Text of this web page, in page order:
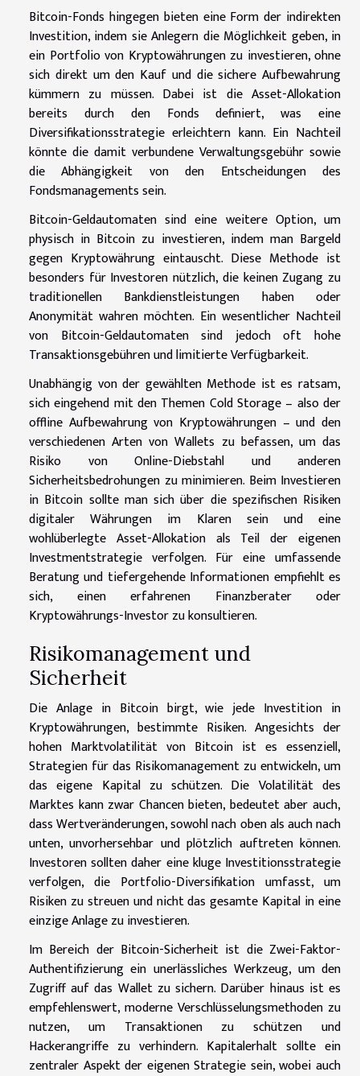
Bitcoin-Fonds hingegen bieten eine Form der indirekten
Investition, indem sie Anlegern die Möglichkeit geben, in
ein Portfolio von Kryptowährungen zu investieren, ohne
sich direkt um den Kauf und die sichere Aufbewahrung
kümmern zu müssen. Dabei ist die Asset-Allokation
bereits durch den Fonds definiert, was eine
Diversifikationsstrategie erleichtern kann. Ein Nachteil
könnte die damit verbundene Verwaltungsgebühr sowie
die Abhängigkeit von den Entscheidungen des
Fondsmanagements sein.
Bitcoin-Geldautomaten sind eine weitere Option, um
physisch in Bitcoin zu investieren, indem man Bargeld
gegen Kryptowährung eintauscht. Diese Methode ist
besonders für Investoren nützlich, die keinen Zugang zu
traditionellen Bankdienstleistungen haben oder
Anonymität wahren möchten. Ein wesentlicher Nachteil
von Bitcoin-Geldautomaten sind jedoch oft hohe
Transaktionsgebühren und limitierte Verfügbarkeit.
Unabhängig von der gewählten Methode ist es ratsam,
sich eingehend mit den Themen Cold Storage – also der
offline Aufbewahrung von Kryptowährungen – und den
verschiedenen Arten von Wallets zu befassen, um das
Risiko von Online-Diebstahl und anderen
Sicherheitsbedrohungen zu minimieren. Beim Investieren
in Bitcoin sollte man sich über die spezifischen Risiken
digitaler Währungen im Klaren sein und eine
wohlüberlegte Asset-Allokation als Teil der eigenen
Investmentstrategie verfolgen. Für eine umfassende
Beratung und tiefergehende Informationen empfiehlt es
sich, einen erfahrenen Finanzberater oder
Kryptowährungs-Investor zu konsultieren.
Risikomanagement und
Sicherheit
Die Anlage in Bitcoin birgt, wie jede Investition in
Kryptowährungen, bestimmte Risiken. Angesichts der
hohen Marktvolatilität von Bitcoin ist es essenziell,
Strategien für das Risikomanagement zu entwickeln, um
das eigene Kapital zu schützen. Die Volatilität des
Marktes kann zwar Chancen bieten, bedeutet aber auch,
dass Wertveränderungen, sowohl nach oben als auch nach
unten, unvorhersehbar und plötzlich auftreten können.
Investoren sollten daher eine kluge Investitionsstrategie
verfolgen, die Portfolio-Diversifikation umfasst, um
Risiken zu streuen und nicht das gesamte Kapital in eine
einzige Anlage zu investieren.
Im Bereich der Bitcoin-Sicherheit ist die Zwei-Faktor-
Authentifizierung ein unerlässliches Werkzeug, um den
Zugriff auf das Wallet zu sichern. Darüber hinaus ist es
empfehlenswert, moderne Verschlüsselungsmethoden zu
nutzen, um Transaktionen zu schützen und
Hackerangriffe zu verhindern. Kapitalerhalt sollte ein
zentraler Aspekt der eigenen Strategie sein, wobei auch